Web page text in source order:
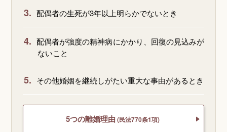
3. 配偶者の生死が3年以上明らかでないとき
4. 配偶者が強度の精神病にかかり、回復の見込みが
ないこと
5. その他婚姻を継続しがたい重大な事由があるとき
5つの離婚理由 (民法770条1項)